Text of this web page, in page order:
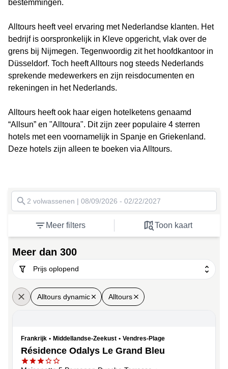
bestemmingen.
Alltours heeft veel ervaring met Nederlandse klanten. Het
bedrijf is oorspronkelijk in Kleve opgericht, vlak over de
grens bij Nijmegen. Tegenwoordig zit het hoofdkantoor in
Düsseldorf. Toch heeft Alltours nog steeds Nederlands
sprekende medewerkers en zijn reisdocumenten en
rekeningen in het Nederlands.
Alltours heeft ook haar eigen hotelketens genaamd
“Allsun” en "Alltoura". Dit zijn zeer populaire 4 sterren
hotels met een voornamelijk in Spanje en Griekenland.
Deze hotels zijn alleen te boeken via Alltours.
2 volwassenen | 08/09/2026 - 02/22/2027
Meer filters Toon kaart
Meer dan 300
Alltours dynamic Alltours
Frankrijk • Middellandse-Zeekust • Vendres-Plage
Résidence Odalys Le Grand Bleu